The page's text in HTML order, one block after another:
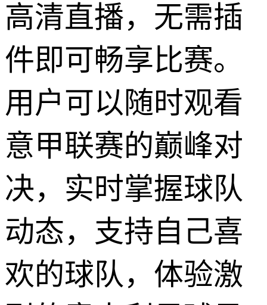
高清直播，无需插
件即可畅享比赛。
用户可以随时观看
意甲联赛的巅峰对
决，实时掌握球队
动态，支持自己喜
欢的球队，体验激